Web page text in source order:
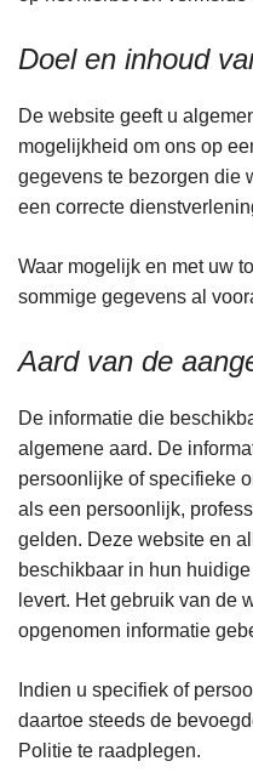
Doel en inhoud
De website geeft u
mogelijkheid om ons op
gegevens te bezorgen die
een correcte
Waar mogelijk en met uw
sommige gegevens al
Aard van de
De informatie die
algemene aard. De
persoonlijke of specifieke
als een persoonlijk,
gelden. Deze website en
beschikbaar in hun
levert. Het gebruik van de
opgenomen informatie
Indien u specifiek of
daartoe steeds de
Politie te raadplegen.